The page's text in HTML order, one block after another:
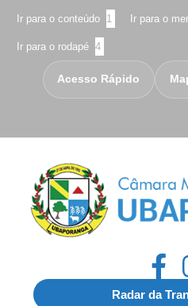
Ir para o conteúdo 1 Ir para o
Ir para o rodapé 4
Acesso Rápido
Radar da